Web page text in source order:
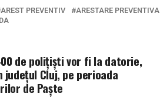
AREST PREVENTIV ARESTARE PREVENTIVA
de polițiști vor fi la datorie,
județul Cluj, pe perioada
de Paște